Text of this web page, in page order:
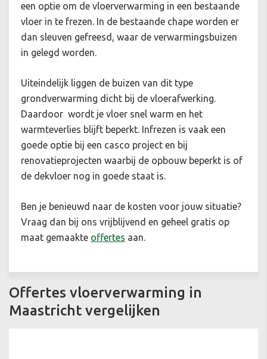
een optie om de vloerverwarming in een bestaande
vloer in te frezen. In de bestaande chape worden er
dan sleuven gefreesd, waar de verwarmingsbuizen
in gelegd worden.
Uiteindelijk liggen de buizen van dit type
grondverwarming dicht bij de vloerafwerking.
Daardoor wordt je vloer snel warm en het
warmteverlies blijft beperkt. Infrezen is vaak een
goede optie bij een casco project en bij
renovatieprojecten waarbij de opbouw beperkt is of
de dekvloer nog in goede staat is.
Ben je benieuwd naar de kosten voor jouw situatie?
Vraag dan bij ons vrijblijvend en geheel gratis op
maat gemaakte offertes aan.
Offertes vloerverwarming in
Maastricht vergelijken